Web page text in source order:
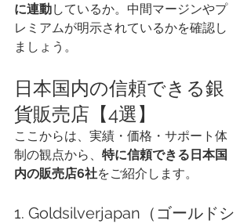
に連動しているか。中間マージンやプ
レミアムが明示されているかを確認し
ましょう。
日本国内の信頼できる銀
貨販売店【4選】
ここからは、実績・価格・サポート体
制の観点から、 特に信頼できる日本国
内の販売店6社をご紹介します。
1. Goldsilverjapan（ゴールドシ